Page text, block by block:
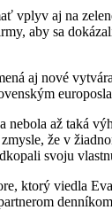
vplyv aj na
aby sa
aj nové
nebola až taká
že v
svoju
ktorý viedla